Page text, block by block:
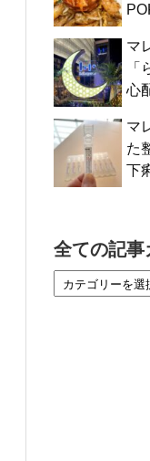
マ
心
マ
た
下
全ての記事